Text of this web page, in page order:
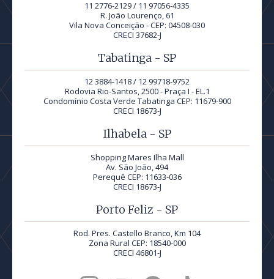
11 2776-2129 / 11 97056-4335
R. João Lourenço, 61
Vila Nova Conceição - CEP: 04508-030
CRECI 37682-J
Tabatinga - SP
12 3884-1418 / 12 99718-9752
Rodovia Rio-Santos, 2500 - Praça I - EL.1
Condomínio Costa Verde Tabatinga CEP: 11679-900
CRECI 18673-J
Ilhabela - SP
Shopping Mares Ilha Mall
Av. São João, 494
Perequê CEP: 11633-036
CRECI 18673-J
Porto Feliz - SP
Rod. Pres. Castello Branco, Km 104
Zona Rural CEP: 18540-000
CRECI 46801-J